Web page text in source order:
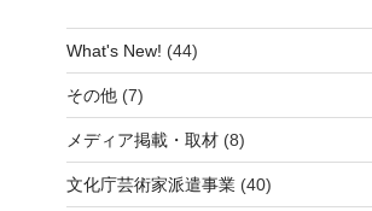
What's New! (44)
その他(7)
メディア掲載・取材(8)
文化庁芸術家派遣事業(40)